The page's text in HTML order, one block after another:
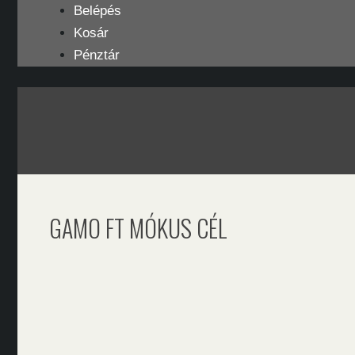
tartalomba
Belépés
Kosár
Pénztár
GAMO FT MÓKUS CÉL